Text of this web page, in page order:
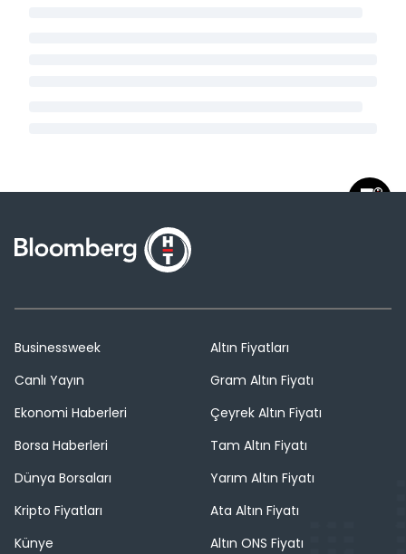
Businessweek
Canlı Yayın
Ekonomi Haberleri
Borsa Haberleri
Dünya Borsaları
Kripto Fiyatları
Künye
Altın Fiyatları
Gram Altın Fiyatı
Çeyrek Altın Fiyatı
Tam Altın Fiyatı
Yarım Altın Fiyatı
Ata Altın Fiyatı
Altın ONS Fiyatı